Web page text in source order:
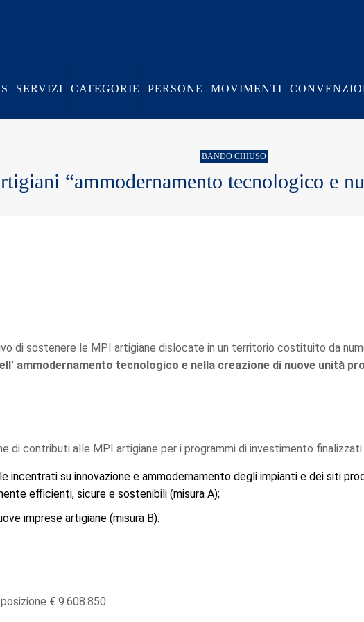
SERVIZI CATEGORIE PERSONE MOVIMENTI
BANDO CHIUSO
“ammodernamento tecnologico e
di sostenere le MPI artigiane dislocate in un territorio costituito da
ammodernamento tecnologico e nella creazione di nuove unità
di contributi alle MPI artigiane per i programmi di investimento finalizzati
incentrati su innovazione e ammodernamento degli impianti e dei siti
efficienti, sicure e sostenibili (misura A);
imprese artigiane (misura B).
€ 9.608.850: